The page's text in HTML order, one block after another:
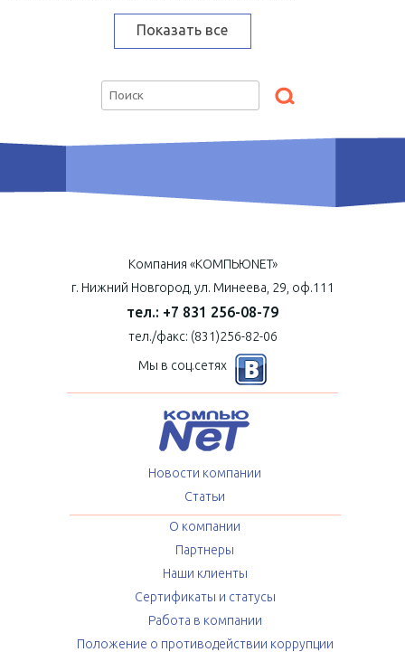
Показать все
Компания «КОМПЬЮNET»
г. Нижний Новгород, ул. Минеева, 29, оф.111
тел.: +7 831 256-08-79
тел./факс: (831)256-82-06
Мы в соц.сетях
Новости компании
Статьи
О компании
Партнеры
Наши клиенты
Сертификаты и статусы
Работа в компании
Положение о противодействии коррупции